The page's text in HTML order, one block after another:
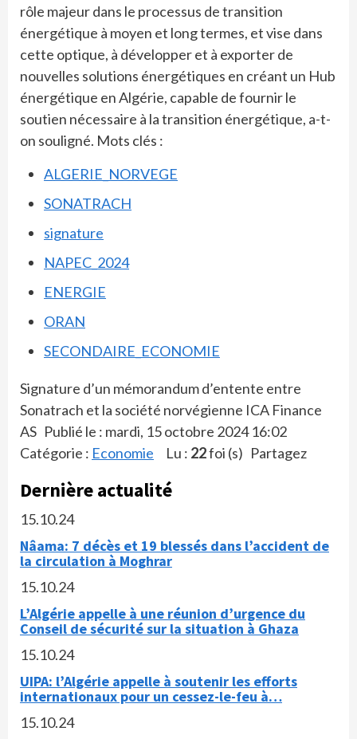
rôle majeur dans le processus de transition
énergétique à moyen et long termes, et vise dans
cette optique, à développer et à exporter de
nouvelles solutions énergétiques en créant un Hub
énergétique en Algérie, capable de fournir le
soutien nécessaire à la transition énergétique, a-t-
on souligné. Mots clés :
ALGERIE_NORVEGE
SONATRACH
signature
NAPEC_2024
ENERGIE
ORAN
SECONDAIRE_ECONOMIE
Signature d’un mémorandum d’entente entre
Sonatrach et la société norvégienne ICA Finance
AS Publié le : mardi, 15 octobre 2024 16:02
Catégorie : Economie Lu : 22foi (s) Partagez
Dernière actualité
15.10.24
Nâama: 7 décès et 19 blessés dans l’accident de
la circulation à Moghrar
15.10.24
L’Algérie appelle à une réunion d’urgence du
Conseil de sécurité sur la situation à Ghaza
15.10.24
UIPA: l’Algérie appelle à soutenir les efforts
internationaux pour un cessez-le-feu à…
15.10.24